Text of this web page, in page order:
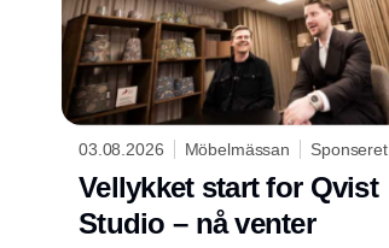
03.08.2026 Möbelmässan Sponseret
Vellykket start for Qvist
Studio – nå venter